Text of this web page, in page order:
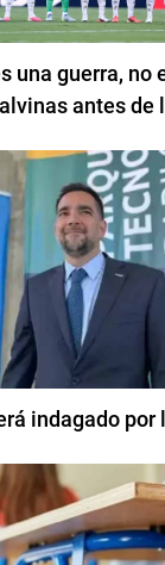
una guerra,
antes
indagado